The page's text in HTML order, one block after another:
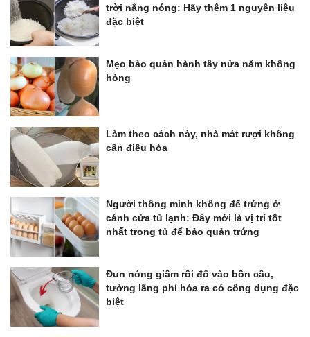
trời nắng nóng: Hãy thêm 1 nguyên liệu
đặc biệt
Mẹo bảo quản hành tây nửa năm không
hỏng
Làm theo cách này, nhà mát rượi không
cần điều hòa
Người thông minh không để trứng ở
cánh cửa tủ lạnh: Đây mới là vị trí tốt
nhất trong tủ để bảo quản trứng
Đun nóng giấm rồi đổ vào bồn cầu,
tưởng lãng phí hóa ra có công dụng đặc
biệt